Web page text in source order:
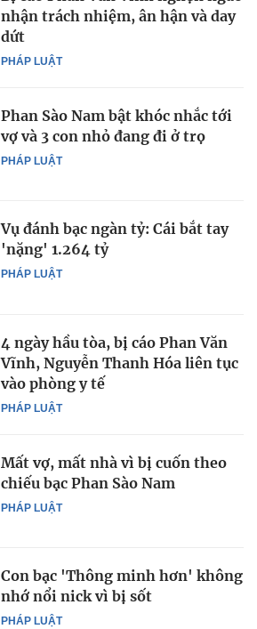
PHÁP LUẬT
nhận trách nhiệm, ân hận và day
dứt
PHÁP LUẬT
Phan Sào Nam bật khóc nhắc tới
vợ và 3 con nhỏ đang đi ở trọ
PHÁP LUẬT
Vụ đánh bạc ngàn tỷ: Cái bắt tay
'nặng' 1.264 tỷ
PHÁP LUẬT
4 ngày hầu tòa, bị cáo Phan Văn
Vĩnh, Nguyễn Thanh Hóa liên tục
vào phòng y tế
PHÁP LUẬT
Mất vợ, mất nhà vì bị cuốn theo
chiếu bạc Phan Sào Nam
PHÁP LUẬT
Con bạc 'Thông minh hơn' không
nhớ nổi nick vì bị sốt